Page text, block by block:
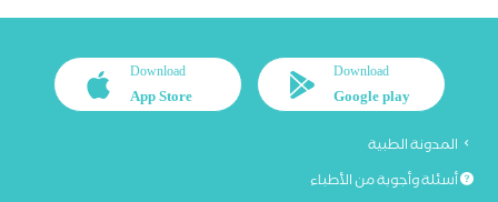
Download
Google play
Download
App Store
المدونة الطبية
أسئلة وأجوبة من الأطباء